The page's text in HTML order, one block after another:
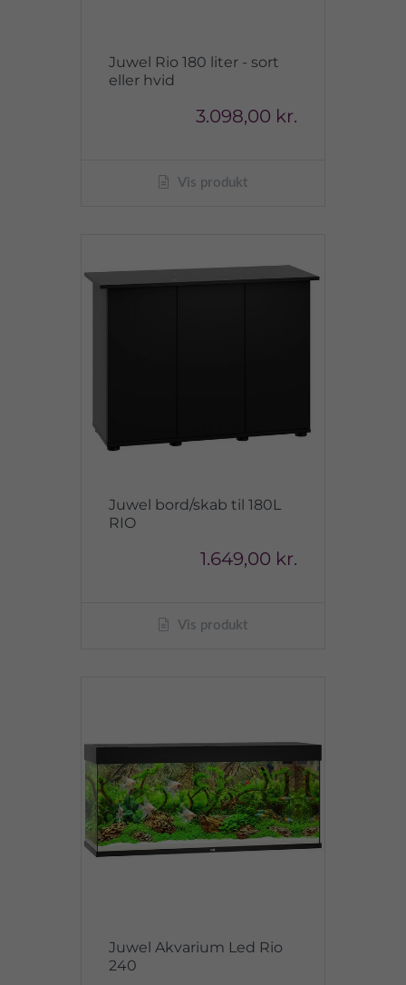
Juwel Rio 180 liter - sort
eller hvid
3.098,00 kr.
Vis produkt
Juwel bord/skab til 180L
RIO
1.649,00 kr.
Vis produkt
Juwel Akvarium Led Rio
240